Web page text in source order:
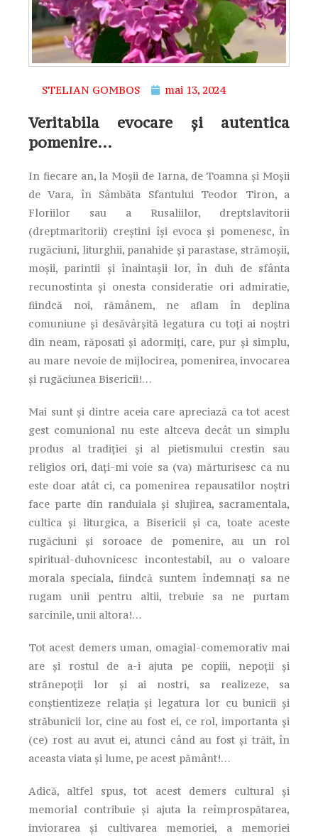
STELIAN GOMBOS mai 13, 2024
Veritabila evocare și autentica
pomenire…
In fiecare an, la Moșii de Iarna, de Toamna și Moșii
de Vara, în Sâmbăta Sfantului Teodor Tiron, a
Floriilor sau a Rusaliilor, dreptslavitorii
(dreptmaritorii) creștini își evoca și pomenesc, în
rugăciuni, liturghii, panahide și parastase, strămoșii,
moșii, parintii și înaintașii lor, în duh de sfânta
recunostinta și onesta consideratie ori admiratie,
fiindcă noi, rămânem, ne aflam în deplina
comuniune și desăvârșită legatura cu toți ai noștri
din neam, răposati și adormiți, care, pur și simplu,
au mare nevoie de mijlocirea, pomenirea, invocarea
și rugăciunea Bisericii!…
Mai sunt și dintre aceia care apreciază ca tot acest
gest comunional nu este altceva decât un simplu
produs al tradiției și al pietismului crestin sau
religios ori, dați-mi voie sa (va) mărturisesc ca nu
este doar atât ci, ca pomenirea repausatilor noștri
face parte din randuiala și slujirea, sacramentala,
cultica și liturgica, a Bisericii și ca, toate aceste
rugăciuni și soroace de pomenire, au un rol
spiritual-duhovnicesc incontestabil, au o valoare
morala speciala, fiindcă suntem îndemnați sa ne
rugam unii pentru altii, trebuie sa ne purtam
sarcinile, unii altora!…
Tot acest demers uman, omagial-comemorativ mai
are și rostul de a-i ajuta pe copiii, nepoții și
strănepoții lor și ai nostri, sa realizeze, sa
conștientizeze relația și legatura lor cu bunicii și
străbunicii lor, cine au fost ei, ce rol, importanta și
(ce) rost au avut ei, atunci când au fost și trăit, în
aceasta viata și lume, pe acest pământ!…
Adică, altfel spus, tot acest demers cultural și
memorial contribuie și ajuta la reîmprospătarea,
inviorarea și cultivarea memoriei, a memoriei